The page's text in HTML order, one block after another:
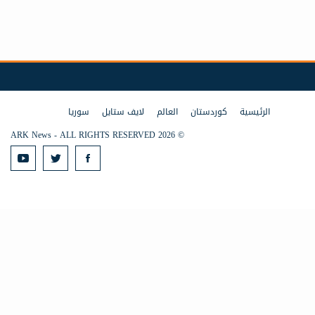
الرئيسية كوردستان العالم لايف ستايل
سوريا
© 2026 ARK News - ALL RIGHTS RESERVED